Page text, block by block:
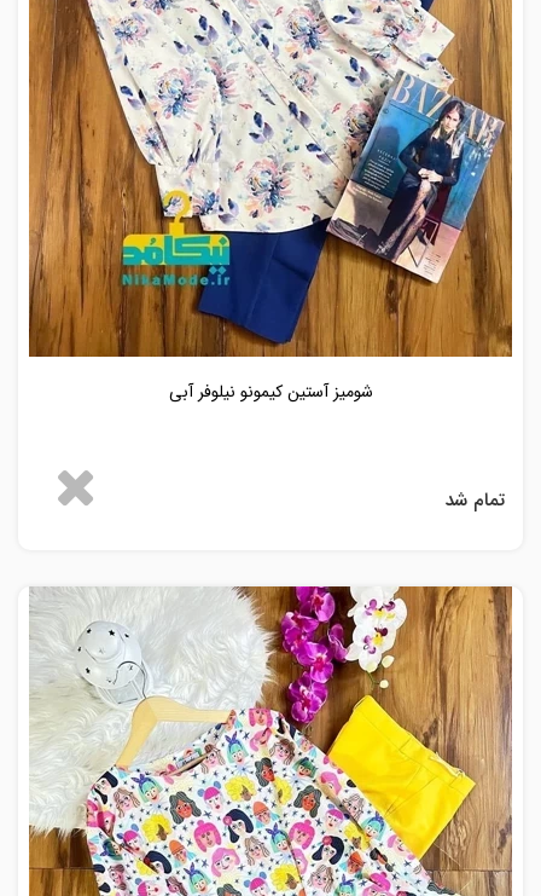
شومیز آستین کیمونو نیلوفر آبی
تمام شد